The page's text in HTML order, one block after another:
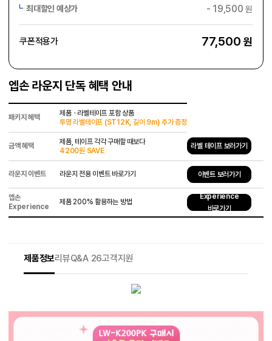
최대할인 예상가
- 19,500 원
쿠폰적용가 77,500원
엡손 라운지 단독 혜택 안내
패키지 혜택
제품ㆍ라벨테이프 포함 상품
투명 라벨테이프 (ST12K, 길이 9m) 추가 증정
금액 혜택
제품, 테이프 각각 구매할 때보다
4200원 SAVE
라벨 테이프 보러가기
라운지 이벤트 라운지 전용 이벤트 바로가기 이벤트 보러가기
엡손
Experience
제품 200% 활용하는 방법
Experience
바로가기
제품정보리뷰Q&A 26고객지원